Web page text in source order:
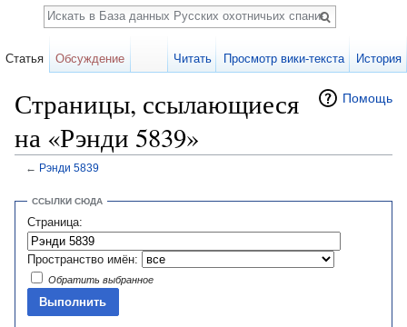
Помощь
Страницы, ссылающиеся
на «Рэнди 5839»
← Рэнди 5839
ССЫЛКИ СЮДА
Страница:
Пространство имён:
Обратить выбранное
Статья Обсуждение Читать Просмотр вики-текста История
Поиск